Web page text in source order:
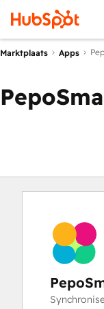
Marktplaats Apps